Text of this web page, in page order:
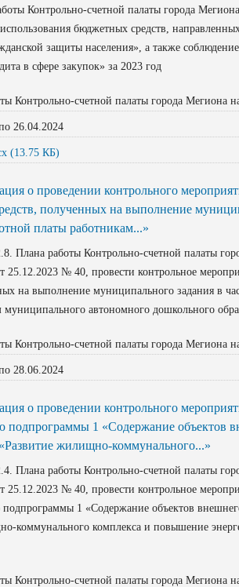
Контрольно-счетной палаты города
бюджетных средств,
защиты населения», а также
в сфере закупок» за 2023 год
Контрольно-счетной палаты города Мегиона
26.04.2024
(13.75 КБ)
о проведении контрольного
полученных на выполнение
платы работникам...»
Плана работы Контрольно-счетной палаты
25.12.2023 № 40, провести контрольное
на выполнение муниципального задания в
муниципального автономного дошкольного
Контрольно-счетной палаты города Мегиона
28.06.2024
о проведении контрольного
подпрограммы 1 «Содержание объектов
жилищно-коммунального...»
Плана работы Контрольно-счетной палаты
25.12.2023 № 40, провести контрольное
1 «Содержание объектов
коммунального комплекса и повышение
Контрольно-счетной палаты города Мегиона